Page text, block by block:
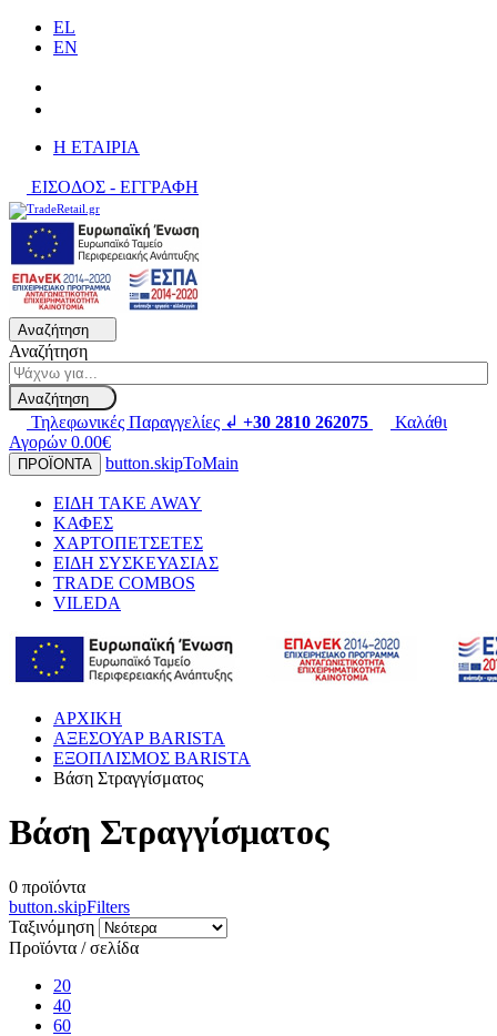
EL
EN
H ΕΤΑΙΡΙΑ
ΕΙΣΟΔΟΣ - ΕΓΓΡΑΦΗ
Αναζήτηση
Αναζήτηση
Αναζήτηση
Τηλεφωνικές Παραγγελίες ↲ +30 2810 262075
Καλάθι
Αγορών 0.00€
ΠΡΟΪΟΝΤΑ button.skipToMain
ΕΙΔΗ TAKE AWAY
ΚΑΦΕΣ
ΧΑΡΤΟΠΕΤΣΕΤΕΣ
ΕΙΔΗ ΣΥΣΚΕΥΑΣΙΑΣ
TRADE COMBOS
VILEDA
ΑΡΧΙΚΗ
ΑΞΕΣΟΥΑΡ BARISTA
ΕΞΟΠΛΙΣΜΟΣ BARISTA
Βάση Στραγγίσματος
Βάση Στραγγίσματος
0 προϊόντα
button.skipFilters
Ταξινόμηση
Προϊόντα / σελίδα
20
40
60